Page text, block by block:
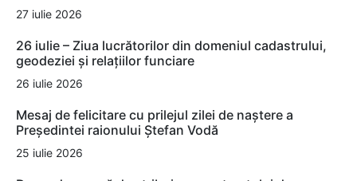
27 iulie 2026
26 iulie – Ziua lucrătorilor din domeniul cadastrului,
geodeziei și relațiilor funciare
26 iulie 2026
Mesaj de felicitare cu prilejul zilei de naștere a
Președintei raionului Ștefan Vodă
25 iulie 2026